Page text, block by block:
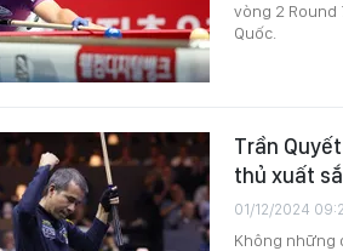
vòng 2 Round
Quốc.
Trần
thủ xuất
01/12/2024
Không những